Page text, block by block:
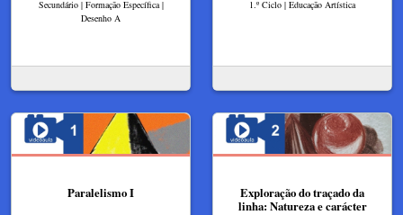
Secundário | Formação Específica |
Desenho A
1.º Ciclo | Educação Artística
Paralelismo I
Exploração do traçado da
linha: Natureza e carácter